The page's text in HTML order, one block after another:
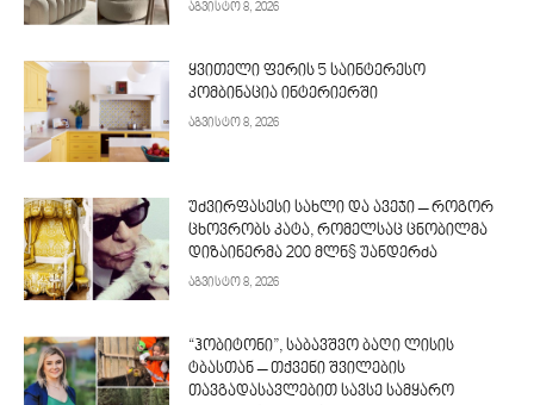
აგვისტო 8, 2026
ყვითელი ფერის 5 საინტერესო
კომბინაცია ინტერიერში
აგვისტო 8, 2026
უძვირფასესი სახლი და ავეჯი – როგორ
ცხოვრობს კატა, რომელსაც ცნობილმა
დიზაინერმა 200 მლნ$ უანდერძა
აგვისტო 8, 2026
“ჰობიტონი”, საბავშვო ბაღი ლისის
ტბასთან – თქვენი შვილების
თავგადასავლებით სავსე სამყარო